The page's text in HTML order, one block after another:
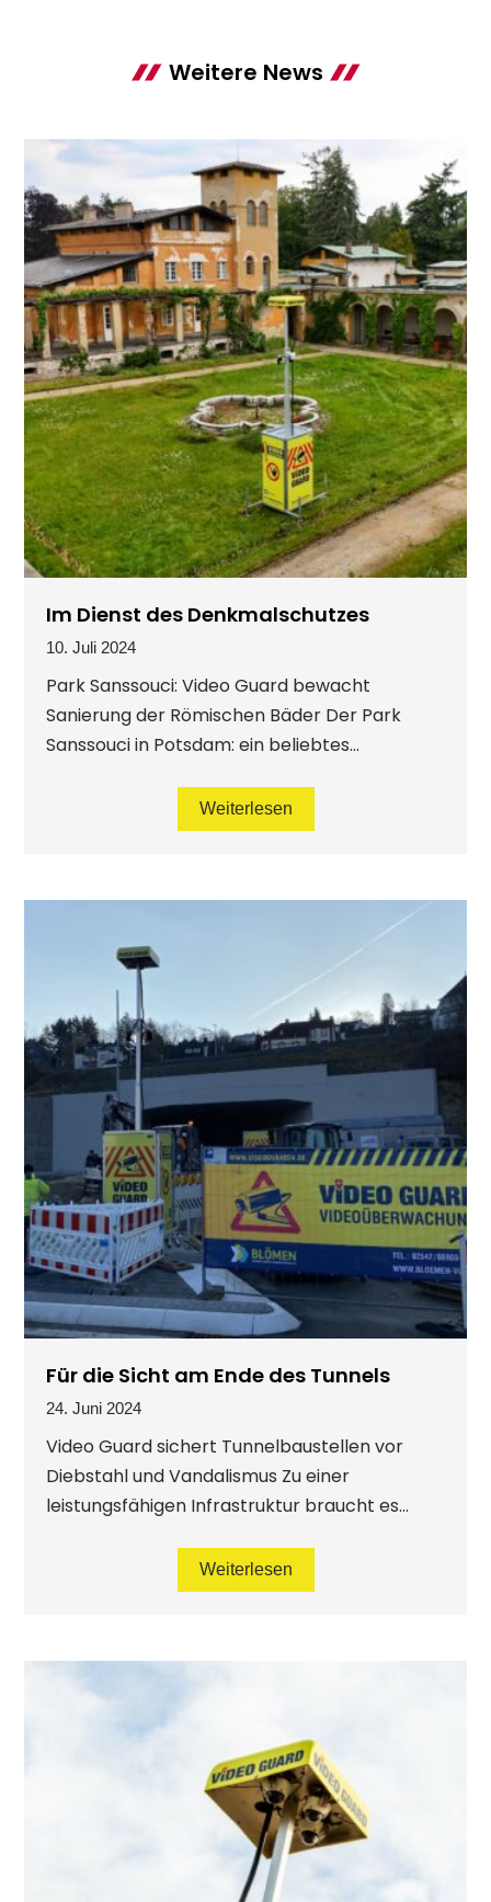
Weitere News
Im Dienst des Denkmalschutzes
10. Juli 2024
Park Sanssouci: Video Guard bewacht
Sanierung der Römischen Bäder Der Park
Sanssouci in Potsdam: ein beliebtes...
Weiterlesen
Für die Sicht am Ende des Tunnels
24. Juni 2024
Video Guard sichert Tunnelbaustellen vor
Diebstahl und Vandalismus Zu einer
leistungsfähigen Infrastruktur braucht es...
Weiterlesen